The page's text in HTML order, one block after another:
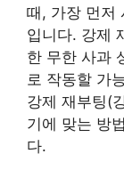
때, 가장 먼저
입니다. 강제
한 무한 사과
로 작동할 가
강제 재부팅(
기에 맞는 방
다.